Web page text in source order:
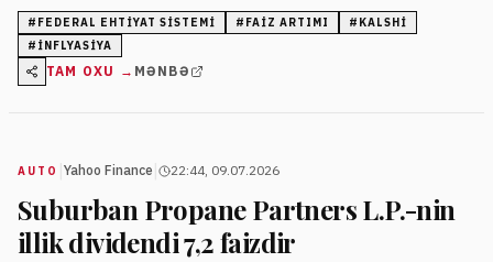
səviyyəsində qiymətləndirir, 2028-ci il üçün isə bu rəqəm
80 faizə çatır.
# FEDERAL EHTIYAT SISTEMI # FAIZ ARTIMI # KALSHI
# INFLYASIYA
TAM OXU → MƏNBƏ
AUTO Yahoo Finance 22:44, 09.07.2026
Suburban Propane Partners L.P.-nin
illik dividendi 7,2 faizdir